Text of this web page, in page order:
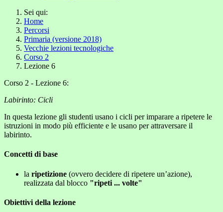
Sei qui:
Home
Percorsi
Primaria (versione 2018)
Vecchie lezioni tecnologiche
Corso 2
Lezione 6
Corso 2 - Lezione 6:
Labirinto: Cicli
In questa lezione gli studenti usano i cicli per imparare a ripetere le
istruzioni in modo più efficiente e le usano per attraversare il
labirinto.
Concetti di base
la ripetizione (ovvero decidere di ripetere un’azione),
realizzata dal blocco "ripeti ... volte"
Obiettivi della lezione